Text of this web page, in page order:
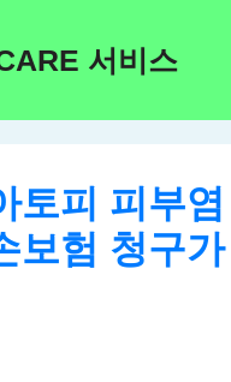
서비스
토피 피부
보험 청구